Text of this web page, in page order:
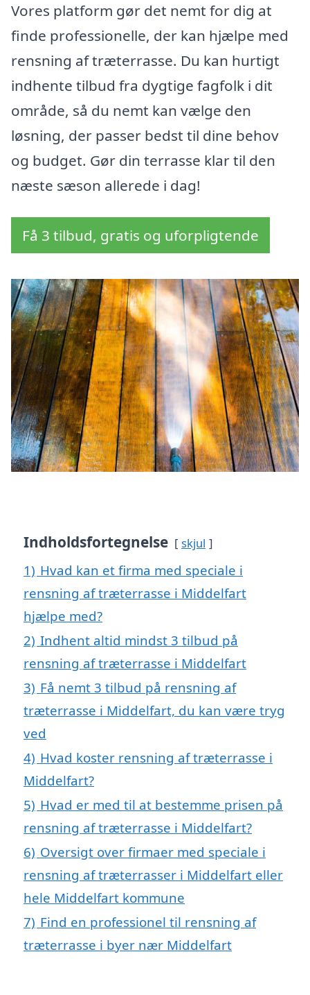
Vores platform gør det nemt for dig at
finde professionelle, der kan hjælpe med
rensning af træterrasse. Du kan hurtigt
indhente tilbud fra dygtige fagfolk i dit
område, så du nemt kan vælge den
løsning, der passer bedst til dine behov
og budget. Gør din terrasse klar til den
næste sæson allerede i dag!
Få 3 tilbud, gratis og uforpligtende
Indholdsfortegnelse skjul
1) Hvad kan et firma med speciale i
rensning af træterrasse i Middelfart
hjælpe med?
2) Indhent altid mindst 3 tilbud på
rensning af træterrasse i Middelfart
3) Få nemt 3 tilbud på rensning af
træterrasse i Middelfart, du kan være tryg
ved
4) Hvad koster rensning af træterrasse i
Middelfart?
5) Hvad er med til at bestemme prisen på
rensning af træterrasse i Middelfart?
6) Oversigt over firmaer med speciale i
rensning af træterrasser i Middelfart eller
hele Middelfart kommune
7) Find en professionel til rensning af
træterrasse i byer nær Middelfart